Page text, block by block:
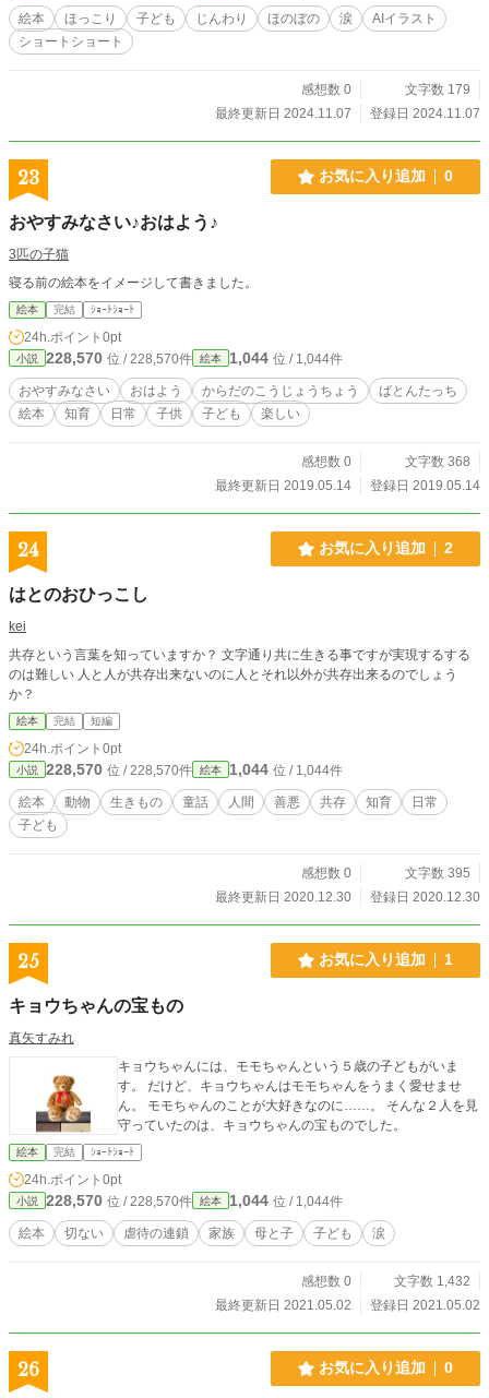
絵本 ほっこり 子ども じんわり ほのぼの 涙
AIイラスト
ショートショート
感想数 0
文字数 179
最終更新日 2024.11.07
登録日 2024.11.07
23 お気に入り追加 0
おやすみなさい♪おはよう♪
3匹の子猫
寝る前の絵本をイメージして書きました。
絵本 完結 ｼｮｰﾄｼｮｰﾄ
24h.ポイント 0pt
小説 228,570 位 / 228,570件 絵本 1,044 位 / 1,044件
おやすみなさい おはよう からだのこうじょうちょう
ばとんたっち
絵本
知育 日常 子供 子ども 楽しい
感想数 0
文字数 368
最終更新日 2019.05.14
登録日 2019.05.14
24 お気に入り追加 2
はとのおひっこし
kei
共存という言葉を知っていますか？ 文字通り共に生きる事ですが実現するする
のは難しい 人と人が共存出来ないのに人とそれ以外が共存出来るのでしょう
か？
絵本 完結 短編
24h.ポイント 0pt
小説 228,570 位 / 228,570件 絵本 1,044 位 / 1,044件
絵本 動物 生きもの 童話 人間 善悪 共存 知育
日常
子ども
感想数 0
文字数 395
最終更新日 2020.12.30
登録日 2020.12.30
25 お気に入り追加 1
キョウちゃんの宝もの
真矢すみれ
キョウちゃんには、モモちゃんという５歳の子どもがいま
す。 だけど、キョウちゃんはモモちゃんをうまく愛せませ
ん。 モモちゃんのことが大好きなのに……。 そんな２人を見
守っていたのは、キョウちゃんの宝ものでした。
絵本 完結 ｼｮｰﾄｼｮｰﾄ
24h.ポイント 0pt
小説 228,570 位 / 228,570件 絵本 1,044 位 / 1,044件
絵本 切ない 虐待の連鎖 家族 母と子 子ども 涙
感想数 0
文字数 1,432
最終更新日 2021.05.02
登録日 2021.05.02
26 お気に入り追加 0